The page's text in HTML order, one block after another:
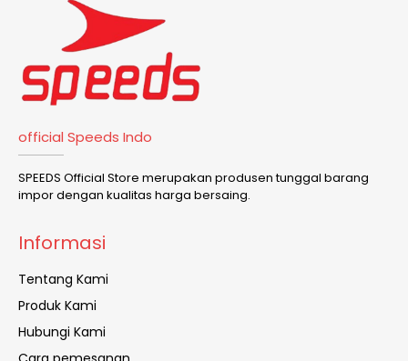
official Speeds Indo
SPEEDS Official Store merupakan produsen tunggal barang
impor dengan kualitas harga bersaing.
Informasi
Tentang Kami
Produk Kami
Hubungi Kami